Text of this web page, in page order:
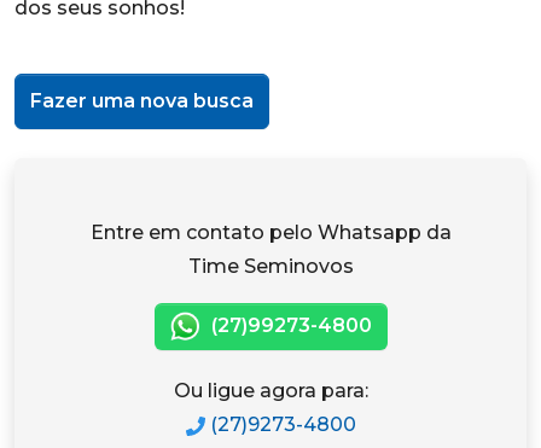
dos seus sonhos!
Fazer uma nova busca
Entre em contato pelo Whatsapp da
Time Seminovos
(27)99273-4800
Ou ligue agora para:
(27)9273-4800